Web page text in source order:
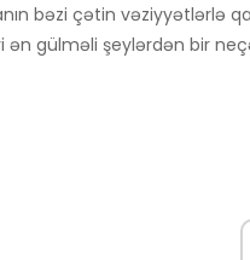
bəzi çətin vəziyyətlərlə
ən gülməli şeylərdən bir